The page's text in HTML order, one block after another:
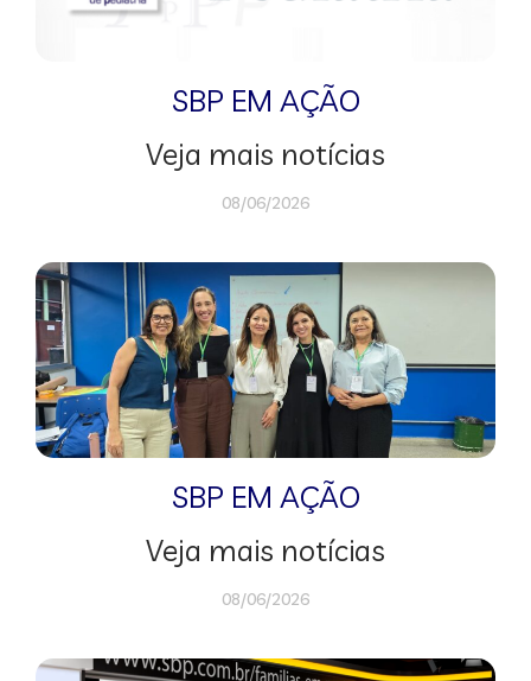
SBP EM AÇÃO
Veja mais notícias
08/06/2026
SBP EM AÇÃO
Veja mais notícias
08/06/2026